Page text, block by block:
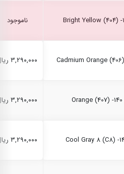
ناموجود
۳,۲۹۰,۰۰۰ ریال
۳,۲۹۰,۰۰۰ ریال
۳,۲۹۰,۰۰۰ ریال